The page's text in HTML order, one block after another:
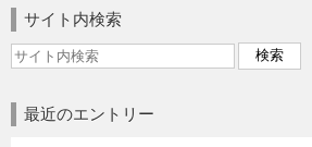
サイト内検索
最近のエントリー